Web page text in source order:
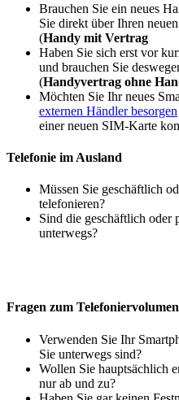
Brauchen Sie ein neues
Sie direkt über Ihren
(Handy mit Vertrag
Haben Sie sich erst vor
und brauchen Sie
(Handyvertrag ohne
Möchten Sie Ihr neues
externen Händler besorgen
einer neuen SIM-Karte
Telefonie im Ausland
Müssen Sie geschäftlich
telefonieren?
Sind die geschäftlich oder
unterwegs?
Fragen zum Telefoniervolumen
Verwenden Sie Ihr
Sie unterwegs sind?
Wollen Sie hauptsächlich
nur ab und zu?